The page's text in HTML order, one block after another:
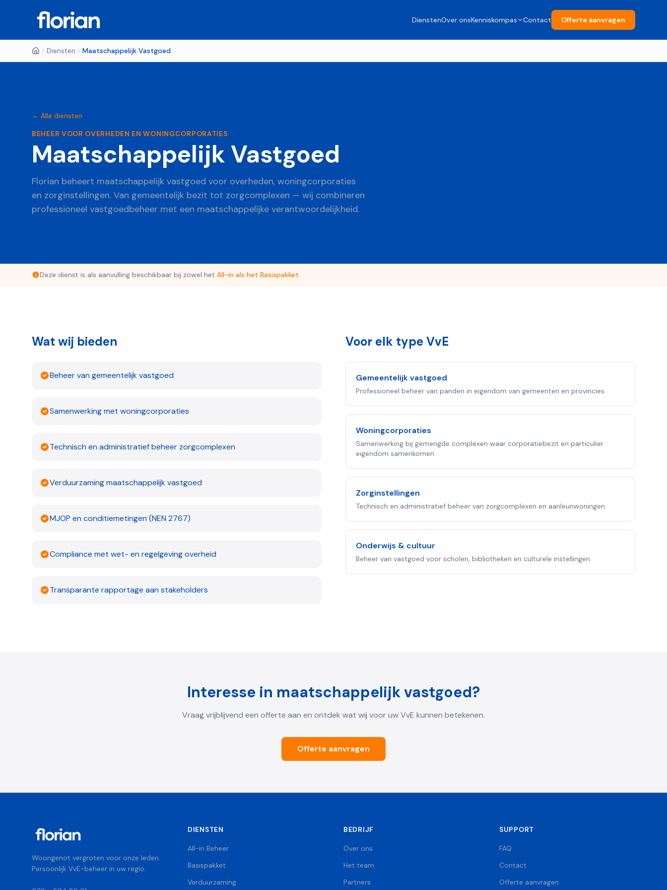
DienstenOver onsKenniskompas Contact Offerte aanvragen
Diensten Maatschappelijk Vastgoed
← Alle diensten
BEHEER VOOR OVERHEDEN EN WONINGCORPORATIES
Maatschappelijk Vastgoed
Florian beheert maatschappelijk vastgoed voor overheden, woningcorporaties
en zorginstellingen. Van gemeentelijk bezit tot zorgcomplexen — wij combineren
professioneel vastgoedbeheer met een maatschappelijke verantwoordelijkheid.
Deze dienst is als aanvulling beschikbaar bij zowel het All-in als het Basispakket.
Wat wij bieden
Beheer van gemeentelijk vastgoed
Samenwerking met woningcorporaties
Technisch en administratief beheer zorgcomplexen
Verduurzaming maatschappelijk vastgoed
MJOP en conditiemetingen (NEN 2767)
Compliance met wet- en regelgeving overheid
Transparante rapportage aan stakeholders
Voor elk type VvE
Gemeentelijk vastgoed
Professioneel beheer van panden in eigendom van gemeenten en provincies.
Woningcorporaties
Samenwerking bij gemengde complexen waar corporatiebezit en particulier
eigendom samenkomen.
Zorginstellingen
Technisch en administratief beheer van zorgcomplexen en aanleunwoningen.
Onderwijs & cultuur
Beheer van vastgoed voor scholen, bibliotheken en culturele instellingen.
Interesse in maatschappelijk vastgoed?
Vraag vrijblijvend een offerte aan en ontdek wat wij voor uw VvE kunnen betekenen.
Offerte aanvragen
Woongenot vergroten voor onze leden.
Persoonlijk VvE-beheer in uw regio.
DIENSTEN
All-in Beheer
Basispakket
Verduurzaming
BEDRIJF
Over ons
Het team
Partners
SUPPORT
FAQ
Contact
Offerte aanvragen